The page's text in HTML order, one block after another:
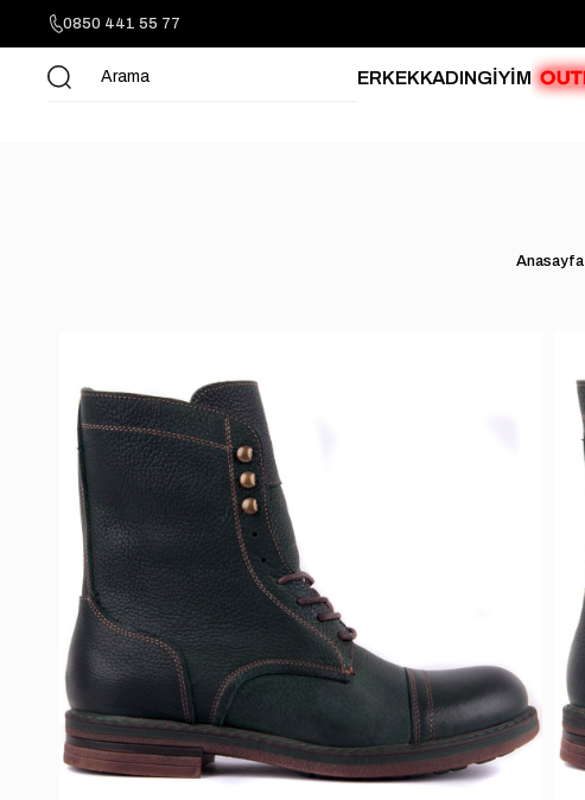
0850 441 55 77
ERKEKKADINGİYİM
Anasayfa